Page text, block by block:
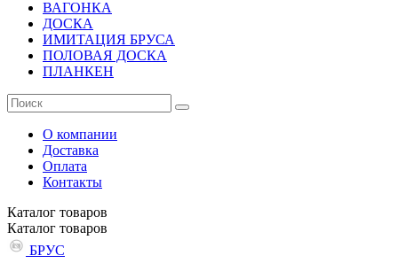
ВАГОНКА
ДОСКА
ИМИТАЦИЯ БРУСА
ПОЛОВАЯ ДОСКА
ПЛАНКЕН
О компании
Доставка
Оплата
Контакты
Каталог товаров
Каталог товаров
БРУС